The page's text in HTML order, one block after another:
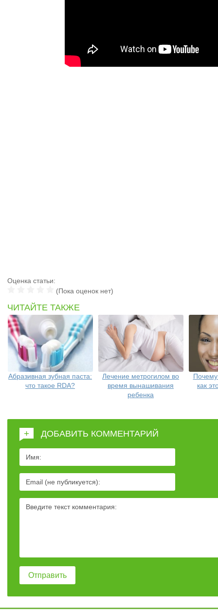
Оценка статьи:
(Пока оценок нет)
ЧИТАЙТЕ ТАКЖЕ
Абразивная зубная паста:
что такое RDA?
Лечение метрогилом во
время вынашивания
ребенка
как
+ ДОБАВИТЬ КОММЕНТАРИЙ